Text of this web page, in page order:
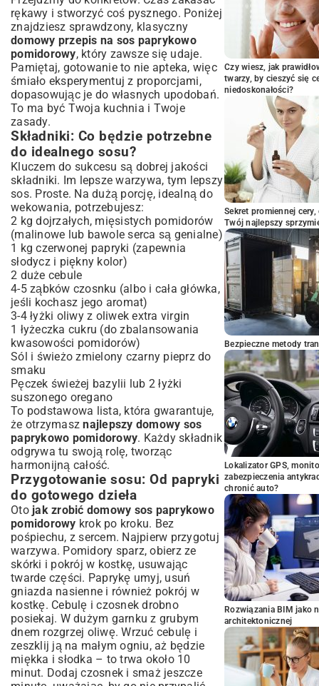
sos?
Korzyści zdrowotne domowego sosu
paprykowo-pomidorowego
Witaminy i minerały w papryce i
pomidorach
Dlaczego warto jeść więcej warzyw?
Podsumowanie: Smak i zdrowie w
jednym słoiku
rękawy i stworzyć coś pysznego. Poniżej
znajdziesz sprawdzony, klasyczny
domowy przepis na sos paprykowo
pomidorowy, który zawsze się udaje.
Pamiętaj, gotowanie to nie apteka, więc
śmiało eksperymentuj z proporcjami,
dopasowując je do własnych upodobań.
To ma być Twoja kuchnia i Twoje
zasady.
Składniki: Co będzie potrzebne
do idealnego sosu?
Kluczem do sukcesu są dobrej jakości
składniki. Im lepsze warzywa, tym lepszy
sos. Proste. Na dużą porcję, idealną do
wekowania, potrzebujesz:
2 kg dojrzałych, mięsistych pomidorów
(malinowe lub bawole serca są genialne)
1 kg czerwonej papryki (zapewnia
słodycz i piękny kolor)
2 duże cebule
4-5 ząbków czosnku (albo i cała główka,
jeśli kochasz jego aromat)
3-4 łyżki oliwy z oliwek extra virgin
1 łyżeczka cukru (do zbalansowania
kwasowości pomidorów)
Sól i świeżo zmielony czarny pieprz do
smaku
Pęczek świeżej bazylii lub 2 łyżki
suszonego oregano
To podstawowa lista, która gwarantuje,
że otrzymasznajlepszy domowy sos
paprykowo pomidorowy. Każdy składnik
odgrywa tu swoją rolę, tworząc
harmonijną całość.
Przygotowanie sosu: Od papryki
do gotowego dzieła
Oto jak zrobić domowy sos paprykowo
pomidorowy krok po kroku. Bez
pośpiechu, z sercem. Najpierw przygotuj
warzywa. Pomidory sparz, obierz ze
skórki i pokrój w kostkę, usuwając
twarde części. Paprykę umyj, usuń
gniazda nasienne i również pokrój w
kostkę. Cebulę i czosnek drobno
posiekaj. W dużym garnku z grubym
dnem rozgrzej oliwę. Wrzuć cebulę i
zeszklij ją na małym ogniu, aż będzie
miękka i słodka – to trwa około 10
minut. Dodaj czosnek i smaż jeszcze
Czy wiesz, jak
twarzy, by cieszyć się
niedoskonałości?
Sekret promiennej
Twój najlepszy
Bezpieczne metody
Lokalizator GPS,
zabezpieczenia
chronić auto?
Rozwiązania BIM jako
architektonicznej